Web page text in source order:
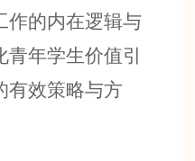
作的内在逻辑与
年学生价值引
有效策略与方